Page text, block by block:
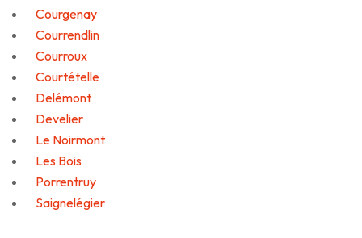
Courgenay
Courrendlin
Courroux
Courtételle
Delémont
Develier
Le Noirmont
Les Bois
Porrentruy
Saignelégier